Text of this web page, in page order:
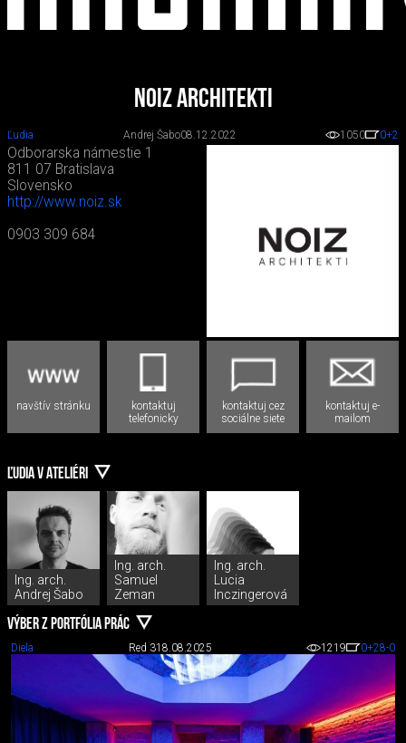
NOIZ architekti
Ľudia Andrej Šabo08.12.2022 1050 0+2
Odborarska námestie 1
811 07 Bratislava
Slovensko
http://www.noiz.sk
0903 309 684
navštív stránku
kontaktuj
telefonicky
kontaktuj cez
sociálne siete
kontaktuj e-
mailom
ĽUDIA V ATELIÉRI
Ing. arch.
Andrej Šabo
Ing. arch.
Samuel
Zeman
Ing. arch.
Lucia
Inczingerová
VÝBER Z PORTFÓLIA PRÁC
Diela Red 318.08.2025 1219 0+28-0